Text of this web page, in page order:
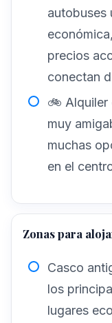
autobuses
precios
conectan
🚲 Alquiler
muy
muchas
en el
Zonas para
Casco
los
lugares